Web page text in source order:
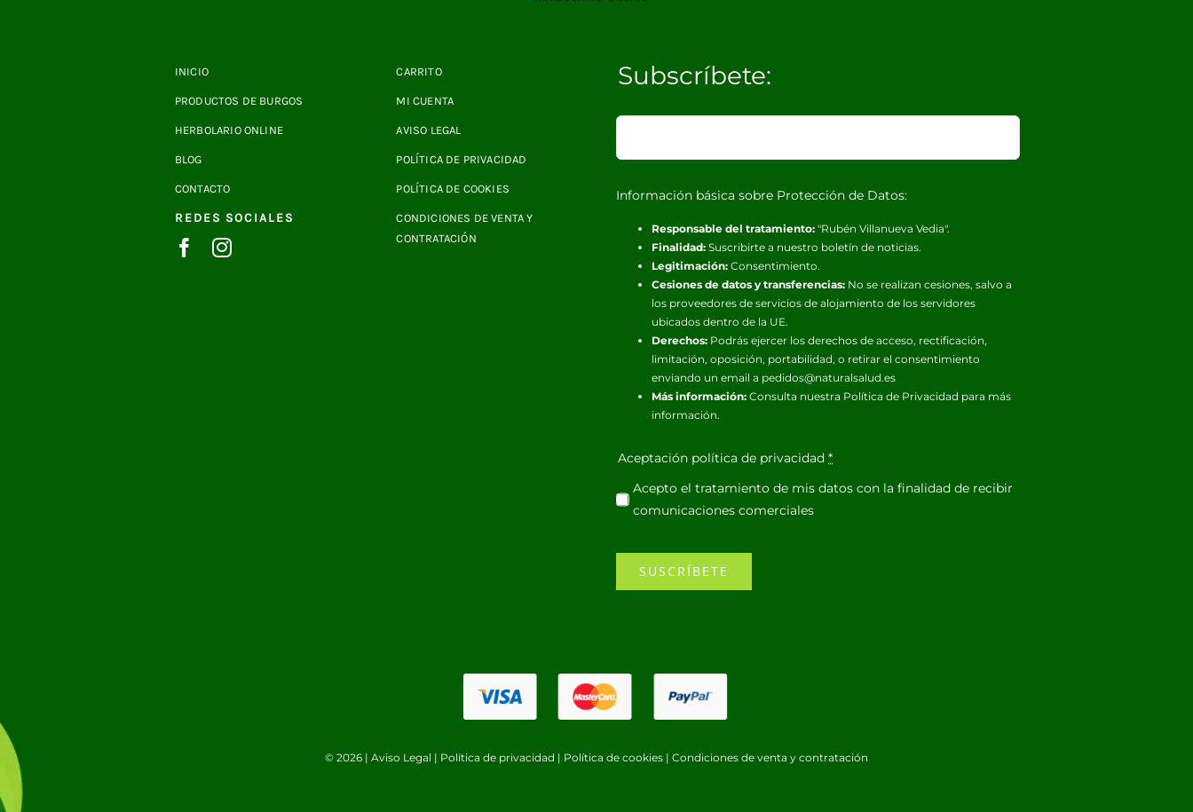
INICIO
PRODUCTOS DE BURGOS
HERBOLARIO ONLINE
BLOG
CONTACTO
REDES SOCIALES
CARRITO
MI CUENTA
AVISO LEGAL
POLÍTICA DE PRIVACIDAD
POLÍTICA DE COOKIES
CONDICIONES DE VENTA Y
CONTRATACIÓN
Subscríbete:
Información básica sobre Protección de Datos:
Responsable del tratamiento: "Rubén Villanueva Vedia".
Finalidad: Suscribirte a nuestro boletín de noticias.
Legitimación: Consentimiento.
Cesiones de datos y transferencias: No se realizan cesiones, salvo a
los proveedores de servicios de alojamiento de los servidores
ubicados dentro de la UE.
Derechos: Podrás ejercer los derechos de acceso, rectificación,
limitación, oposición, portabilidad, o retirar el consentimiento
enviando un email a pedidos@naturalsalud.es
Más información: Consulta nuestra Política de Privacidad para más
información.
Aceptación política de privacidad*
Acepto el tratamiento de mis datos con la finalidad de recibir
comunicaciones comerciales
SUSCRÍBETE
© 2026 | Aviso Legal | Política de privacidad | Política de cookies | Condiciones de venta y contratación